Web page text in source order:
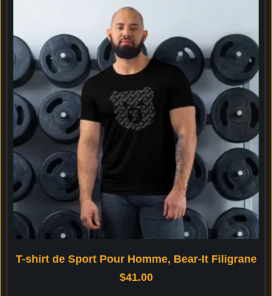
T-shirt de Sport Pour Homme, Bear-It Filigrane
$41.00